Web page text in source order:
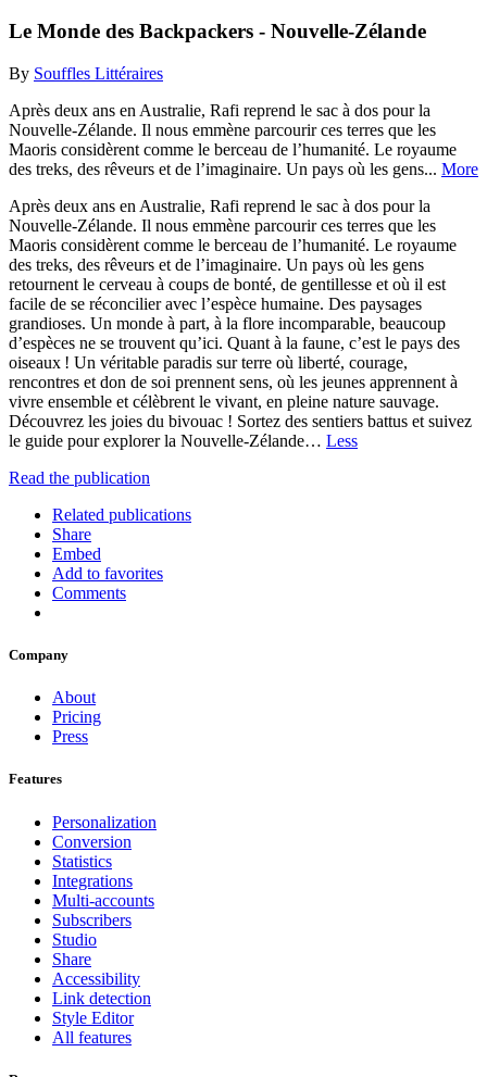
Le Monde des Backpackers - Nouvelle-Zélande
By Souffles Littéraires
Après deux ans en Australie, Rafi reprend le sac à dos pour la
Nouvelle-Zélande. Il nous emmène parcourir ces terres que les
Maoris considèrent comme le berceau de l’humanité. Le royaume
des treks, des rêveurs et de l’imaginaire. Un pays où les gens... More
Après deux ans en Australie, Rafi reprend le sac à dos pour la
Nouvelle-Zélande. Il nous emmène parcourir ces terres que les
Maoris considèrent comme le berceau de l’humanité. Le royaume
des treks, des rêveurs et de l’imaginaire. Un pays où les gens
retournent le cerveau à coups de bonté, de gentillesse et où il est
facile de se réconcilier avec l’espèce humaine. Des paysages
grandioses. Un monde à part, à la flore incomparable, beaucoup
d’espèces ne se trouvent qu’ici. Quant à la faune, c’est le pays des
oiseaux ! Un véritable paradis sur terre où liberté, courage,
rencontres et don de soi prennent sens, où les jeunes apprennent à
vivre ensemble et célèbrent le vivant, en pleine nature sauvage.
Découvrez les joies du bivouac ! Sortez des sentiers battus et suivez
le guide pour explorer la Nouvelle-Zélande… Less
Read the publication
Related publications
Share
Embed
Add to favorites
Comments
Company
About
Pricing
Press
Features
Personalization
Conversion
Statistics
Integrations
Multi-accounts
Subscribers
Studio
Share
Accessibility
Link detection
Style Editor
All features